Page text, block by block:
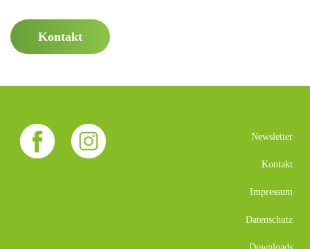
Kontakt
Newsletter
Kontakt
Impressum
Datenschutz